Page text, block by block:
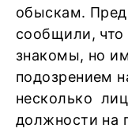
обыскам.
сообщили, что
знакомы, но
подозрением
несколько
должности на